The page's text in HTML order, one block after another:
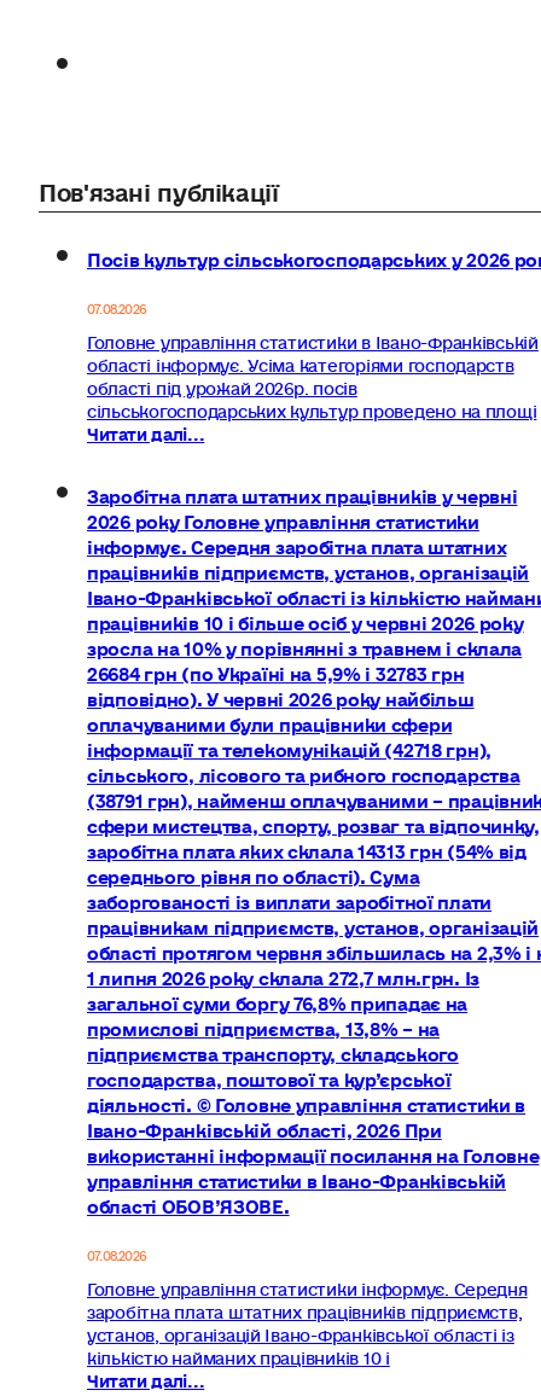
Пов'язані публікації
Посів культур сільськогосподарських у 2026
07.08.2026
Головне управління статистики в Івано-Франківській
області інформує. Усіма категоріями господарств
області під урожай 2026р. посів
сільськогосподарських культур проведено на площі
Читати далі...
Заробітна плата штатних працівників у червні
2026 року Головне управління статистики
інформує. Середня заробітна плата штатних
працівників підприємств, установ, організацій
Івано-Франківської області із кількістю
працівників 10 і більше осіб у червні 2026 року
зросла на 10% у порівнянні з травнем і склала
26684 грн (по Україні на 5,9% і 32783 грн
відповідно). У червні 2026 року найбільш
оплачуваними були працівники сфери
інформації та телекомунікацій (42718 грн),
сільського, лісового та рибного господарства
(38791 грн), найменш оплачуваними –
сфери мистецтва, спорту, розваг та відпочинку,
заробітна плата яких склала 14313 грн (54% від
середнього рівня по області). Сума
заборгованості із виплати заробітної плати
працівникам підприємств, установ, організацій
області протягом червня збільшилась на 2,3% і
1 липня 2026 року склала 272,7 млн.грн. Із
загальної суми боргу 76,8% припадає на
промислові підприємства, 13,8% – на
підприємства транспорту, складського
господарства, поштової та кур’єрської
діяльності. © Головне управління статистики в
Івано-Франківській області, 2026 При
використанні інформації посилання на Головне
управління статистики в Івано-Франківській
області ОБОВ’ЯЗОВЕ.
07.08.2026
Головне управління статистики інформує. Середня
заробітна плата штатних працівників підприємств,
установ, організацій Івано-Франківської області із
кількістю найманих працівників 10 і
Читати далі...